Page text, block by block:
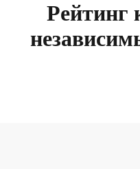
Рейтинг